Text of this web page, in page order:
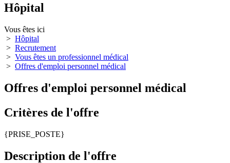
Hôpital
Vous êtes ici
> Hôpital
> Recrutement
> Vous êtes un professionnel médical
> Offres d'emploi personnel médical
Offres d'emploi personnel médical
Critères de l'offre
{PRISE_POSTE}
Description de l'offre